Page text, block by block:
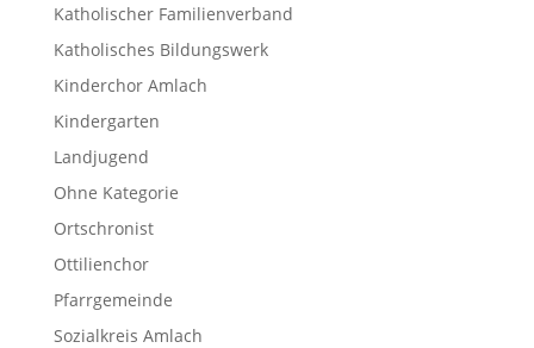
Katholischer Familienverband
Katholisches Bildungswerk
Kinderchor Amlach
Kindergarten
Landjugend
Ohne Kategorie
Ortschronist
Ottilienchor
Pfarrgemeinde
Sozialkreis Amlach